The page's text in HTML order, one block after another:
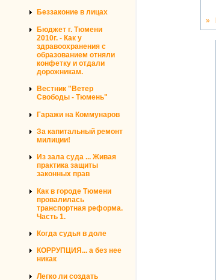
Беззаконие в лицах
Бюджет г. Тюмени
2010г. - Как у
здравоохранения с
образованием отняли
конфетку и отдали
дорожникам.
Вестник "Ветер
Свободы - Тюмень"
Гаражи на Коммунаров
За капитальный ремонт
милиции!
Из зала суда ... Живая
практика защиты
законных прав
Как в городе Тюмени
провалилась
транспортная реформа.
Часть 1.
Когда судья в доле
КОРРУПЦИЯ... а без нее
никак
Легко ли создать
»